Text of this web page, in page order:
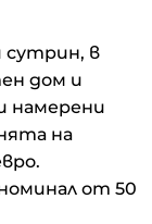
сутрин, в
дом и
намерени
на
от 50